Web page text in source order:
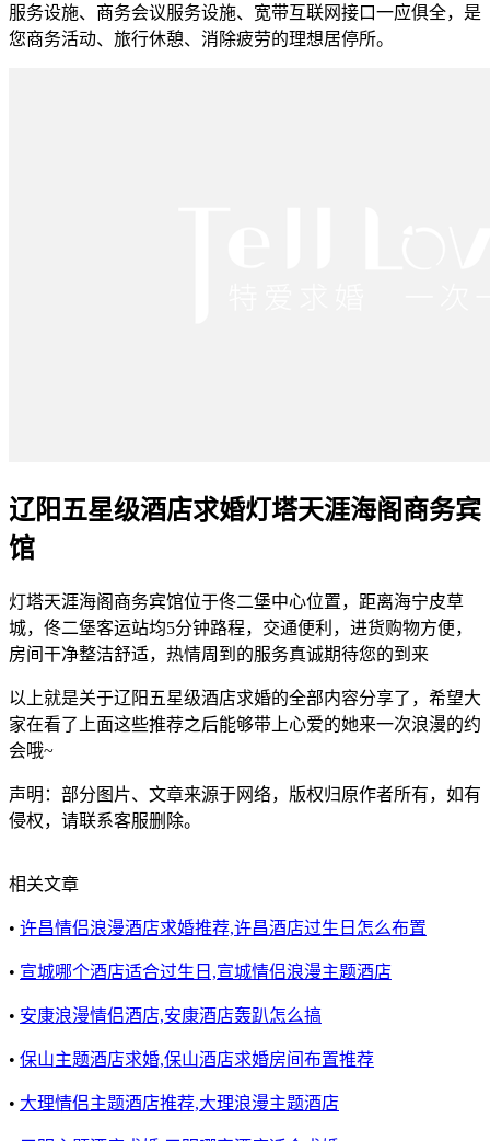
服务设施、商务会议服务设施、宽带互联网接口一应俱全，是
您商务活动、旅行休憩、消除疲劳的理想居停所。
辽阳五星级酒店求婚灯塔天涯海阁商务宾
馆
灯塔天涯海阁商务宾馆位于佟二堡中心位置，距离海宁皮草
城，佟二堡客运站均5分钟路程，交通便利，进货购物方便，
房间干净整洁舒适，热情周到的服务真诚期待您的到来
以上就是关于辽阳五星级酒店求婚的全部内容分享了，希望大
家在看了上面这些推荐之后能够带上心爱的她来一次浪漫的约
会哦~
声明：部分图片、文章来源于网络，版权归原作者所有，如有
侵权，请联系客服删除。
相关文章
• 许昌情侣浪漫酒店求婚推荐,许昌酒店过生日怎么布置
• 宣城哪个酒店适合过生日,宣城情侣浪漫主题酒店
• 安康浪漫情侣酒店,安康酒店轰趴怎么搞
• 保山主题酒店求婚,保山酒店求婚房间布置推荐
• 大理情侣主题酒店推荐,大理浪漫主题酒店